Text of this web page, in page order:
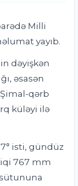
Milli
yayıb.
dəyişkən
əsasən
qərb
küləyi ilə
isti, gündüz
767 mm